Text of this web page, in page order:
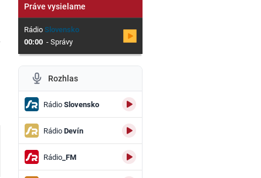
Práve vysielame
RádioSlovensko
00:00 - Správy
Rozhlas
RádioSlovensko
RádioDevín
Rádio_FM